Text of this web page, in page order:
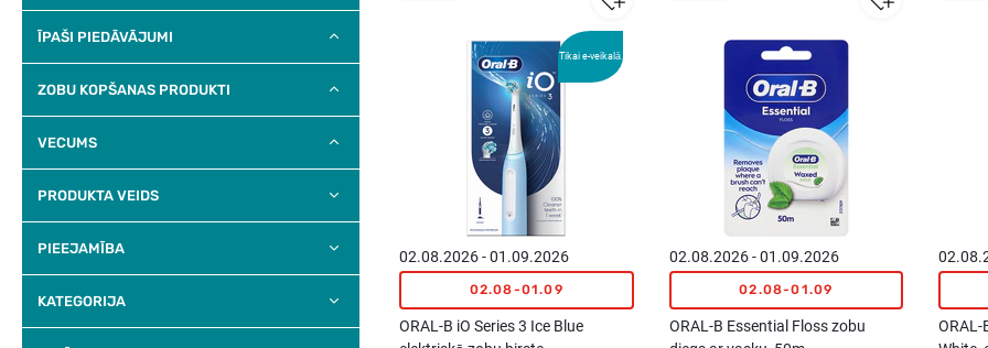
ĪPAŠI PIEDĀVĀJUMI
ZOBU KOPŠANAS PRODUKTI
VECUMS
PRODUKTA VEIDS
PIEEJAMĪBA
KATEGORIJA
Tikai e-veikalā
02.08.2026 - 01.09.2026
02.08-01.09
ORAL-B iO Series 3 Ice Blue
02.08.2026 - 01.09.2026
02.08-01.09
ORAL-B Essential Floss zobu
ORAL-